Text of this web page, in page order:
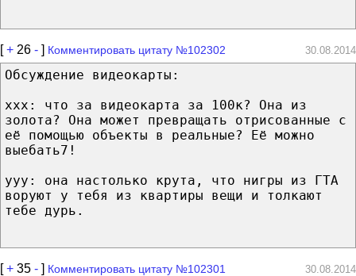
[+ 26 - ] Комментировать цитату №102302 30.08.2014
Обсуждение видеокарты:
xxx: что за видеокарта за 100к? Она из
золота? Она может превращать отрисованные с
её помощью объекты в реальные? Её можно
выебать7!
yyy: она настолько крута, что нигры из ГТА
воруют у тебя из квартиры вещи и толкают
тебе дурь .
[+ 35 - ] Комментировать цитату №102301 30.08.2014